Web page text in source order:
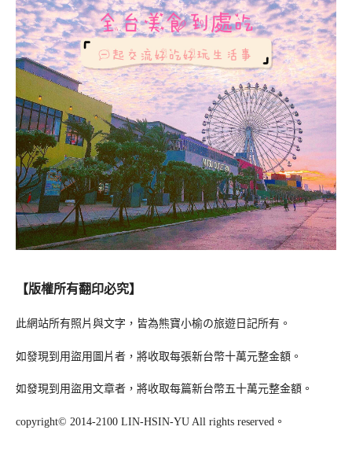
【版權所有翻印必究】
此網站所有照片與文字，皆為熊寶小榆の旅遊日記所有。
如發現到用盜用圖片者，將收取每張新台幣十萬元整金額。
如發現到用盜用文章者，將收取每篇新台幣五十萬元整金額。
copyright© 2014-2100 LIN-HSIN-YU All rights reserved。